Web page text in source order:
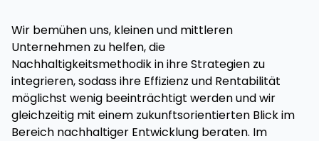
Wir bemühen uns, kleinen und mittleren
Unternehmen zu helfen, die
Nachhaltigkeitsmethodik in ihre Strategien zu
integrieren, sodass ihre Effizienz und Rentabilität
möglichst wenig beeinträchtigt werden und wir
gleichzeitig mit einem zukunftsorientierten Blick im
Bereich nachhaltiger Entwicklung beraten. Im